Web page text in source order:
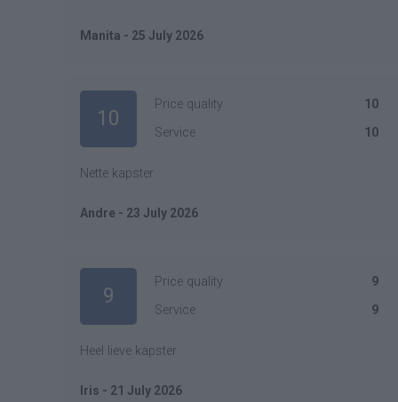
Manita - 25 July 2026
10
Price quality 10
Service
10
Nette kapster
Andre - 23 July 2026
9
Price quality 9
Service
9
Heel lieve kapster
Iris - 21 July 2026